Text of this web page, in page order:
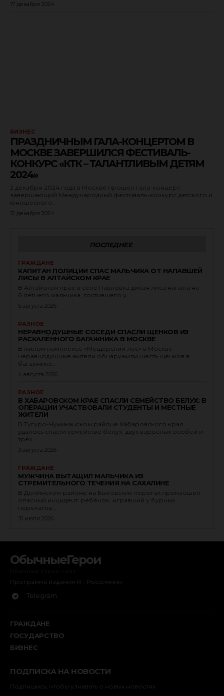
17 декабря 2024
БИЗНЕС
ПРАЗДНИЧНЫМ ГАЛА-КОНЦЕРТОМ В
МОСКВЕ ЗАВЕРШИЛСЯ ФЕСТИВАЛЬ-
КОНКУРС «КТК – ТАЛАНТЛИВЫМ ДЕТЯМ
2024»
2 декабря 2024 года в Москве прошел гала-концерт,
завершающий Международный фестиваль-конкурс детского и
юношеского...
12 декабря 2024
ПОСЛЕДНЕЕ
ГРАЖДАНЕ
КАПИТАН ПОЛИЦИИ СПАС МАЛЬЧИКА ОТ НАПАВШЕЙ
ЛИСЫ В АЛТАЙСКОМ КРАЕ
В Алтайском крае в селе Павловка дикая лиса напала на
6‑летнего мальчика, гостившего у...
5 августа 2026
РАЗНОЕ
НЕРАВНОДУШНЫЕ СОСЕДИ СПАСЛИ ЩЕНКОВ ИЗ
РАСКАЛЁННОГО БАГАЖНИКА В МОСКВЕ
В жилом комплексе «Мещерский лес» в Москве
неравнодушные жители обнаружили шесть щенков в
багажнике...
4 августа 2026
РАЗНОЕ
В ХАБАРОВСКОМ КРАЕ СПАСЛИ СЕМЕЙСТВО БЕЛУХ: В
ОПЕРАЦИИ УЧАСТВОВАЛИ СТУДЕНТЫ И МЕСТНЫЕ
ЖИТЕЛИ
В Тугуро-Чумиканском районе Хабаровского края
удалось спасти семейство белух, двух взрослых особей и
трёх...
3 августа 2026
ГРАЖДАНЕ
МУЖЧИНА ВЫТАЩИЛ МАЛЬЧИКА ИЗ
СТРЕМИТЕЛЬНОГО ТЕЧЕНИЯ НА САХАЛИНЕ
В Долинском районе на Быковских порогах произошёл
опасный инцидент: ребёнок, игравший у бурных
перекатов,...
31 июля 2026
ОбычныеГерои
Программа издания Я - Россиянин
Telegram
ГРАЖДАНЕ
ГОСУДАРСТВО
БИЗНЕС
ПОДПИСКА НА НОВОСТИ
Подпишись, чтобы узнавать о новых новостях